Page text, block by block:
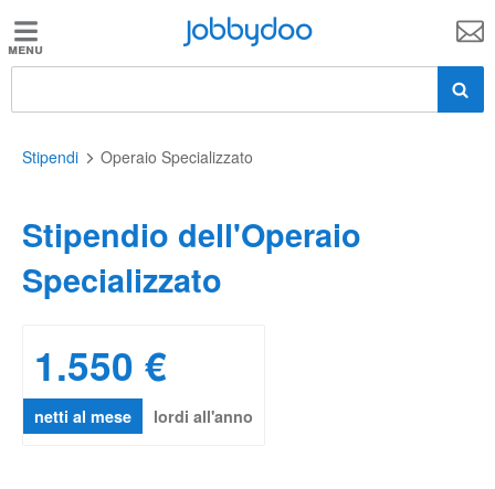
Jobbydoo
lavoro
Stipendi
Elenco
Blog
Jobbydoo
Stipendi Operaio Specializzato
Stipendio dell'Operaio
Specializzato
1.550 €
netti al mese lordi all'anno